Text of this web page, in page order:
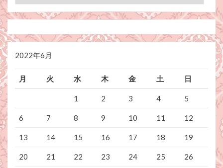
テ
ゴ
ー
2022年6月
月 火 水 木 金 土 日
1 2 3 4 5
6 7 8 9 10 11 12
13 14 15 16 17 18 19
20 21 22 23 24 25 26